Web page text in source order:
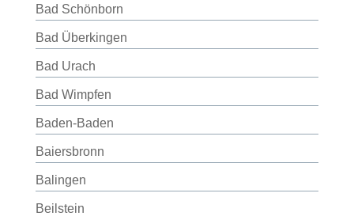
Bad Schönborn
Bad Überkingen
Bad Urach
Bad Wimpfen
Baden-Baden
Baiersbronn
Balingen
Beilstein